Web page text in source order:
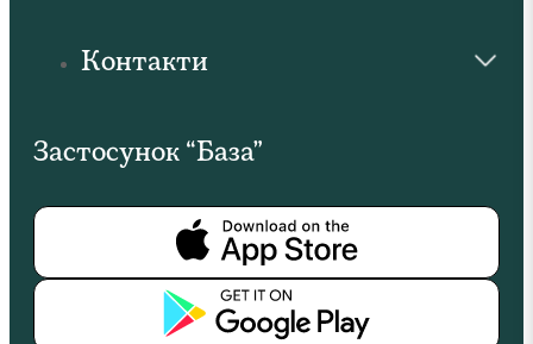
Контакти
Застосунок “База”